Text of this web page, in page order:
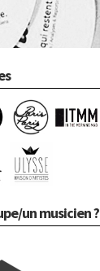
un musicien ?